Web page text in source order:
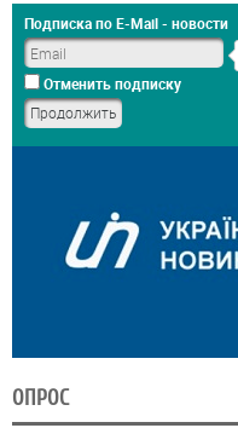
Подписка по E-Mail - новости
Отменить подписку
ОПРОС